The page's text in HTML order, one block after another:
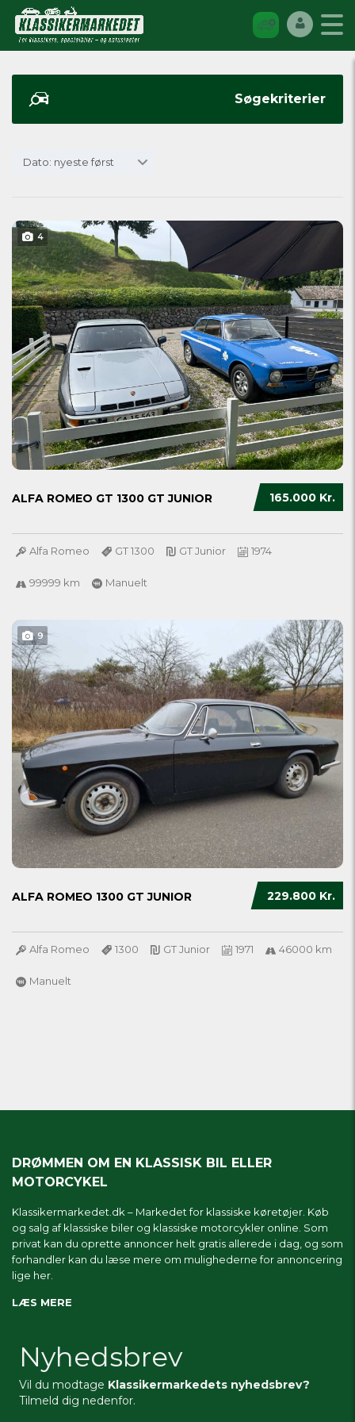
Søgekriterier
Dato: nyeste først
4
165.000 Kr.
ALFA ROMEO GT 1300 GT JUNIOR
Alfa Romeo GT 1300 GT Junior 1974
99999 km Manuelt
9
229.800 Kr.
ALFA ROMEO 1300 GT JUNIOR
Alfa Romeo 1300 GT Junior 1971 46000 km
Manuelt
DRØMMEN OM EN KLASSISK BIL ELLER
MOTORCYKEL
Klassikermarkedet.dk – Markedet for klassiske køretøjer. Køb
og salg af klassiske biler og klassiske motorcykler online. Som
privat kan du oprette annoncer helt gratis allerede i dag, og som
forhandler kan du læse mere om mulighederne for annoncering
lige her.
LÆS MERE
Nyhedsbrev
Vil du modtage Klassikermarkedets nyhedsbrev?
Tilmeld dig nedenfor.